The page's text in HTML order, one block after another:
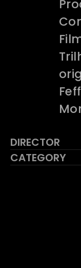
DIRECTOR
CATEGORY